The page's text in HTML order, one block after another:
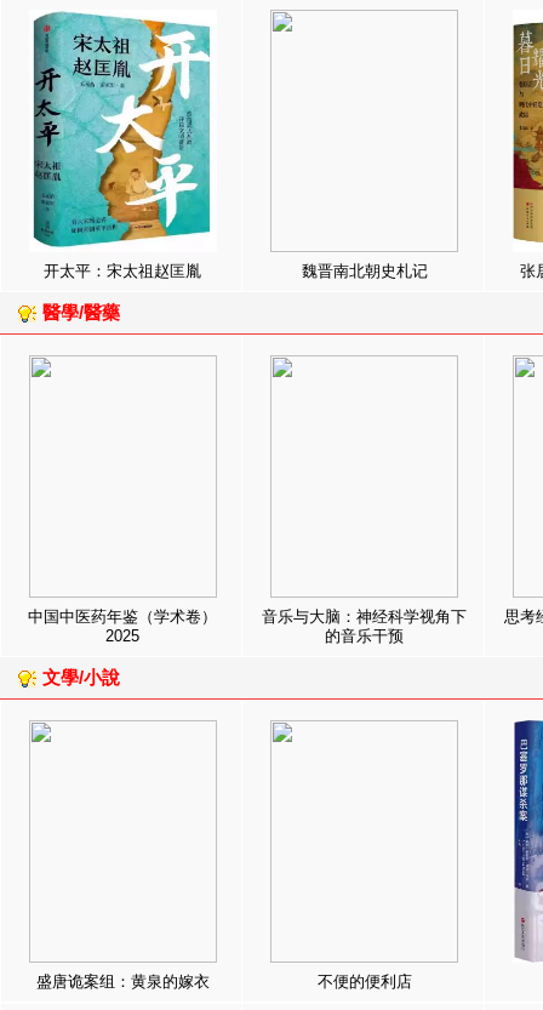
开太平：宋太祖赵匡胤 魏晋南北朝史札记 张
醫學/醫藥
中国中医药年鉴（学术卷）
2025
音乐与大脑：神经科学视角下
的音乐干预
思考
文學/小說
盛唐诡案组：黄泉的嫁衣 不便的便利店